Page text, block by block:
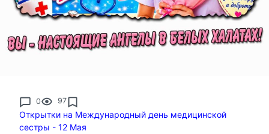
0 97
Открытки на Международный день медицинской
сестры - 12 Мая